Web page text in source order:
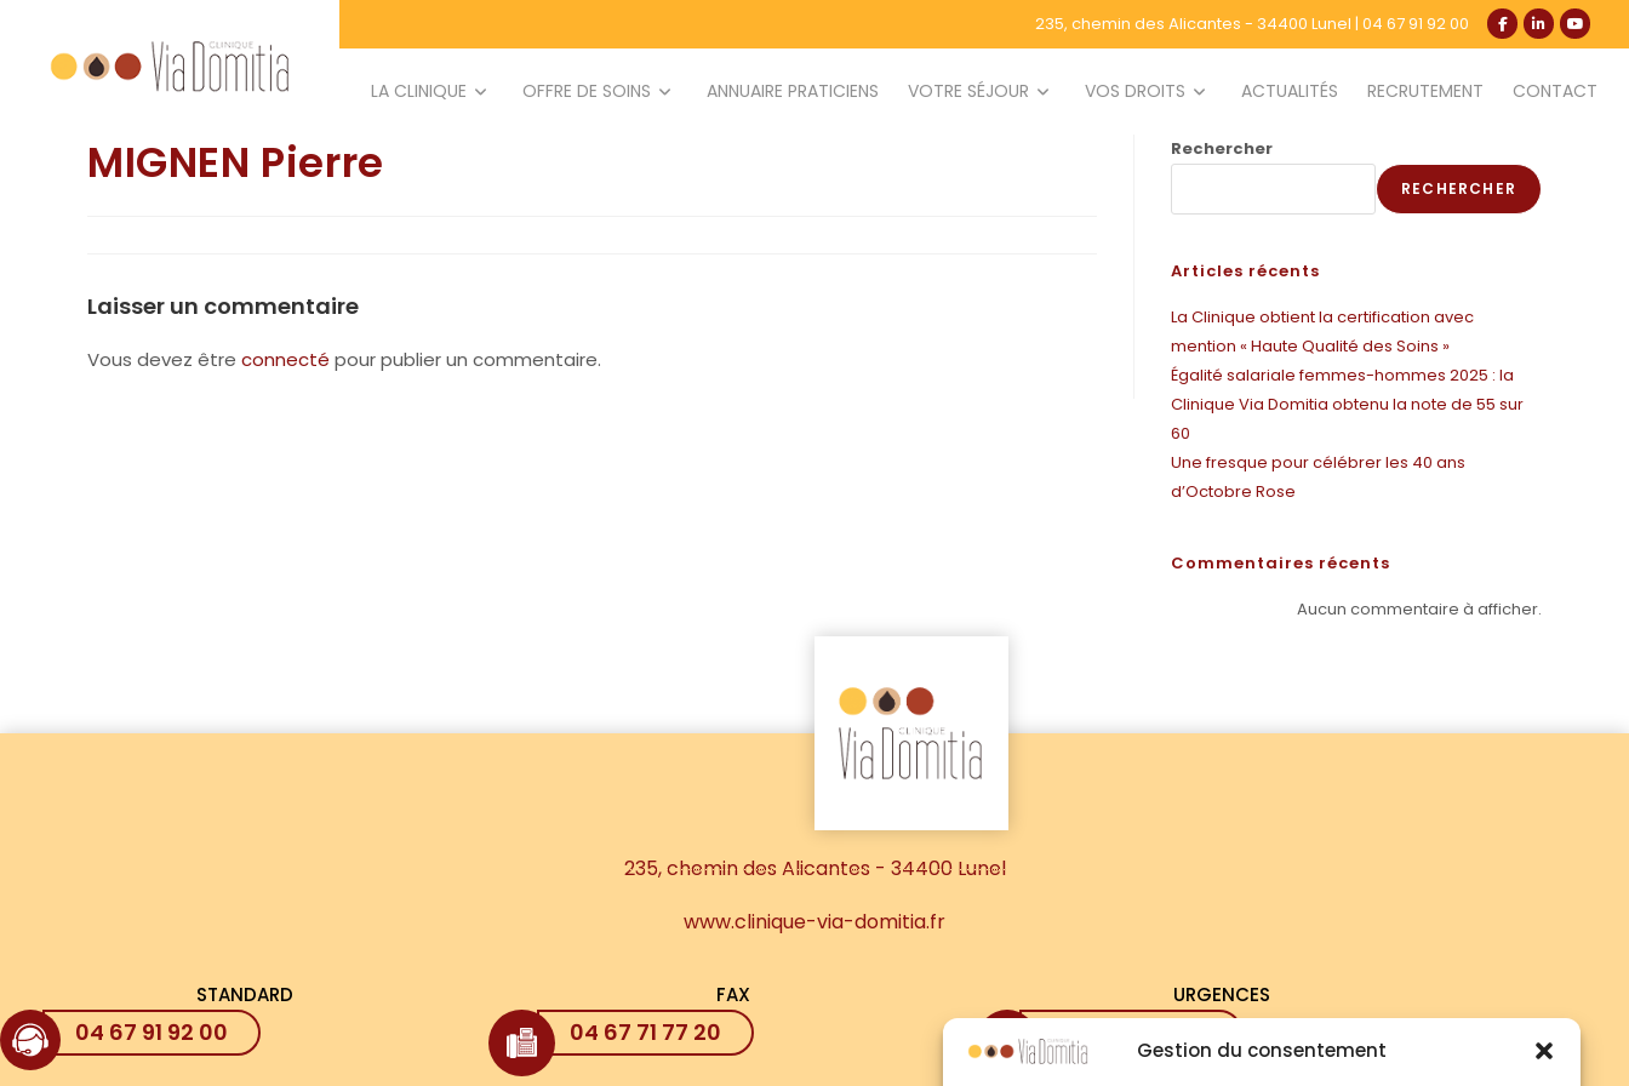
Gestion du consentement
235, chemin des Alicantes - 34400 Lunel | 04 67 91 92 00
LA CLINIQUE OFFRE DE SOINS ANNUAIRE PRATICIENS VOTRE SÉJOUR VOS DROITS ACTUALITÉS RECRUTEMENT CONTACT
MIGNEN Pierre
Laisser un commentaire
Vous devez être connecté pour publier un commentaire.
Rechercher
RECHERCHER
Articles récents
La Clinique obtient la certification avec
mention « Haute Qualité des Soins »
Égalité salariale femmes-hommes 2025 : la
Clinique Via Domitia obtenu la note de 55 sur
60
Une fresque pour célébrer les 40 ans
d’Octobre Rose
Commentaires récents
Aucun commentaire à afficher.
235, chemin des Alicantes - 34400 Lunel
www.clinique-via-domitia.fr
STANDARD
04 67 91 92 00
FAX
04 67 71 77 20
URGENCES
04 67 83 33 33